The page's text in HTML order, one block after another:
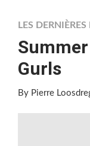
LES
Gurls
By Pierre